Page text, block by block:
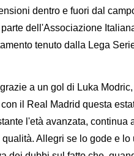
dentro e fuori dal
dell'Associazione
tenuto dalla Lega
a un gol di Luka Modric,
il Real Madrid questa
l'età avanzata, continua
Allegri se lo gode e lo